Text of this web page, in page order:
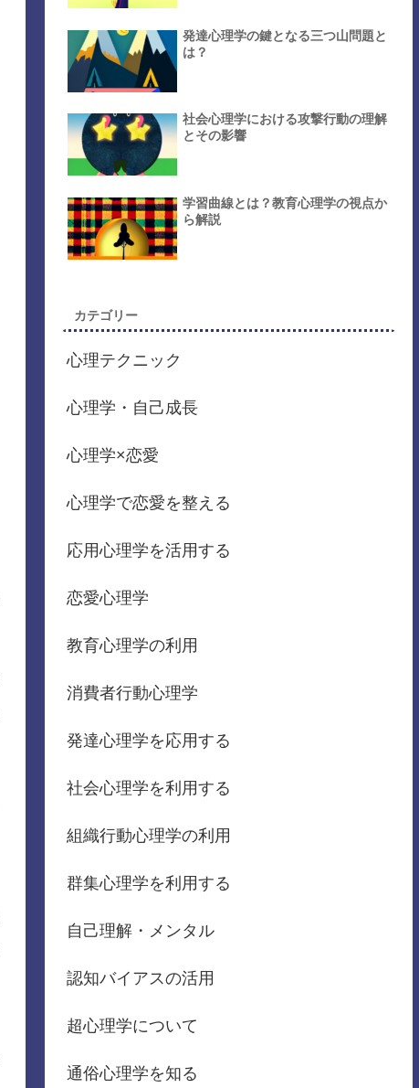
発達心理学の鍵となる三つ山問題と
は？
社会心理学における攻撃行動の理解
とその影響
学習曲線とは？教育心理学の視点か
ら解説
カテゴリー
心理テクニック
心理学・自己成長
心理学×恋愛
心理学で恋愛を整える
応用心理学を活用する
恋愛心理学
教育心理学の利用
消費者行動心理学
発達心理学を応用する
社会心理学を利用する
組織行動心理学の利用
群集心理学を利用する
自己理解・メンタル
認知バイアスの活用
超心理学について
通俗心理学を知る